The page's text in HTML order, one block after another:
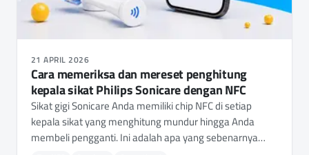
21 APRIL 2026
Cara memeriksa dan mereset penghitung
kepala sikat Philips Sonicare dengan NFC
Sikat gigi Sonicare Anda memiliki chip NFC di setiap
kepala sikat yang menghitung mundur hingga Anda
membeli pengganti. Ini adalah apa yang sebenarnya